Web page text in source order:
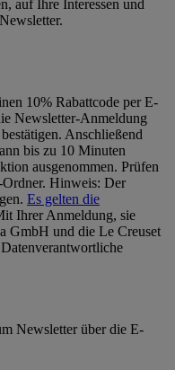
auf Ihre Interessen und
10% Rabattcode per E-
Newsletter-Anmeldung
Anschließend
bis zu 10 Minuten
ausgenommen. Prüfen
Ordner. Hinweis: Der
Es gelten die
Ihrer Anmeldung, sie
GmbH und die Le Creuset
Newsletter über die E-